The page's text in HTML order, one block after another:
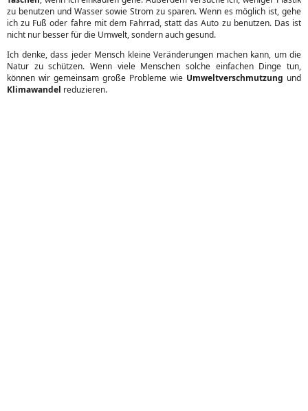
zu benutzen und Wasser sowie Strom zu sparen. Wenn es möglich ist, gehe
ich zu Fuß oder fahre mit dem Fahrrad, statt das Auto zu benutzen. Das ist
nicht nur besser für die Umwelt, sondern auch gesund.
Ich denke, dass jeder Mensch kleine Veränderungen machen kann, um die
Natur zu schützen. Wenn viele Menschen solche einfachen Dinge tun,
können wir gemeinsam große Probleme wie Umweltverschmutzung und
Klimawandel reduzieren.